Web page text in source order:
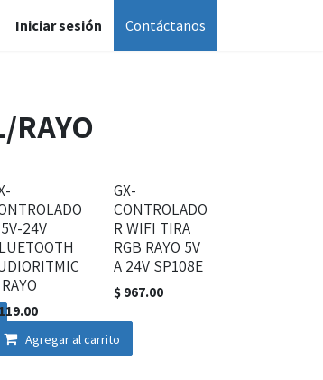
Iniciar sesión Contáctanos
RAYO
24V
119.00
Agregar al carrito
GX-
CONTROLADO
R WIFI TIRA
RGB RAYO 5V
A 24V SP108E
$ 967.00